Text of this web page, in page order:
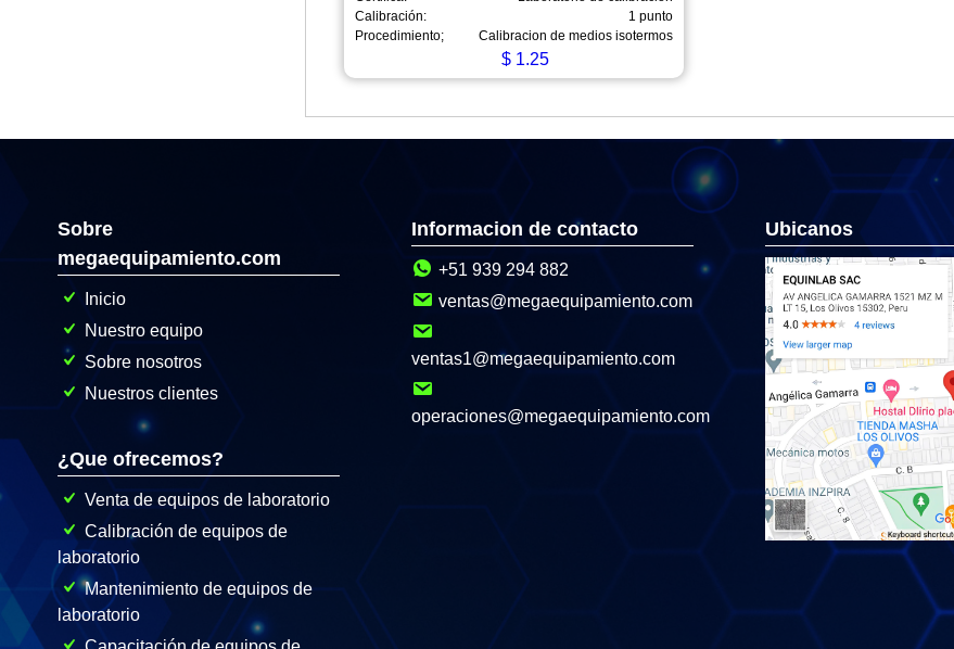
Calibración:
1 punto
Procedimiento;
Calibracion de medios isotermos
$1.25
Sobre
megaequipamiento.com
Inicio
Nuestro equipo
Sobre nosotros
Nuestros clientes
¿Que ofrecemos?
Venta de equipos de laboratorio
Calibración de equipos de
laboratorio
Mantenimiento de equipos de
laboratorio
Informacion de contacto
+51 939 294 882
ventas@megaequipamiento.com
ventas1@megaequipamiento.com
operaciones@megaequipamiento.com
Ubicanos